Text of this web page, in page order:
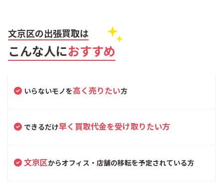
文京区の出張買取は
こんな人におすすめ
いらないモノを高く売りたい方
できるだけ早く買取代金を受け取りたい方
文京区からオフィス・店舗の移転を予定されている方